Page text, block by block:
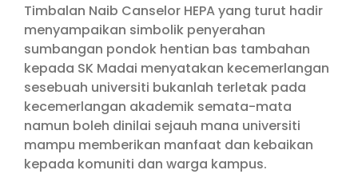
Timbalan Naib Canselor HEPA yang turut hadir
menyampaikan simbolik penyerahan
sumbangan pondok hentian bas tambahan
kepada SK Madai menyatakan kecemerlangan
sesebuah universiti bukanlah terletak pada
kecemerlangan akademik semata-mata
namun boleh dinilai sejauh mana universiti
mampu memberikan manfaat dan kebaikan
kepada komuniti dan warga kampus.